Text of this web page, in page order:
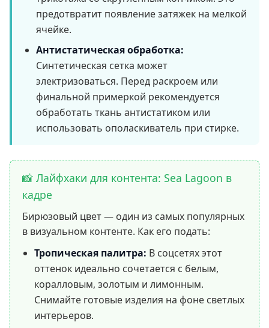
предотвратит появление затяжек на мелкой
ячейке.
Антистатическая обработка:
Синтетическая сетка может
электризоваться. Перед раскроем или
финальной примеркой рекомендуется
обработать ткань антистатиком или
использовать ополаскиватель при стирке.
📸 Лайфхаки для контента: Sea Lagoon в
кадре
Бирюзовый цвет — один из самых популярных
в визуальном контенте. Как его подать:
Тропическая палитра: В соцсетях этот
оттенок идеально сочетается с белым,
коралловым, золотым и лимонным.
Снимайте готовые изделия на фоне светлых
интерьеров.